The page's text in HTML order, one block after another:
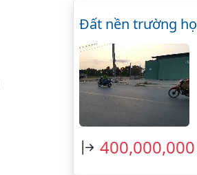
Đất nền trường
400,000,000